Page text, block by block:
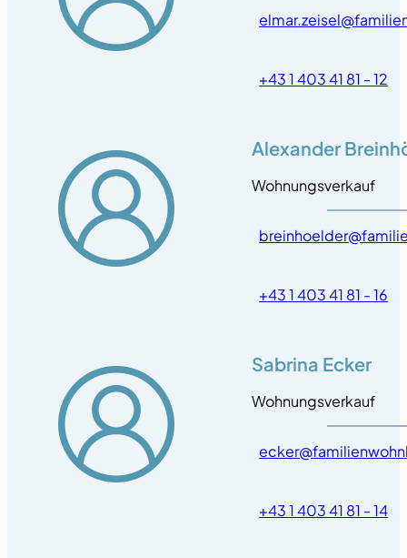
+43 1 403 41 81 - 12
Alexander
Wohnungsverkauf
+43 1 403 41 81 - 16
Sabrina Ecker
Wohnungsverkauf
+43 1 403 41 81 - 14